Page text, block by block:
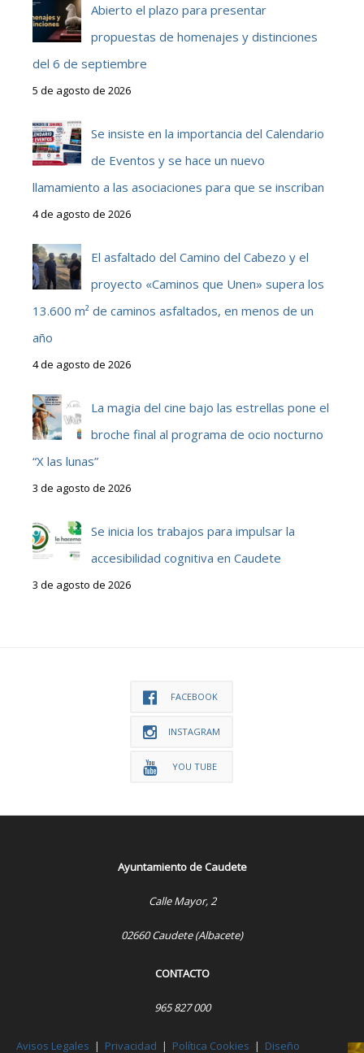
Abierto el plazo para presentar
propuestas de homenajes y distinciones
del 6 de septiembre
5 de agosto de 2026
Se insiste en la importancia del Calendario
de Eventos y se hace un nuevo
llamamiento a las asociaciones para que se inscriban
4 de agosto de 2026
El asfaltado del Camino del Cabezo y el
proyecto «Caminos que Unen» supera los
13.600 m² de caminos asfaltados, en menos de un
año
4 de agosto de 2026
La magia del cine bajo las estrellas pone el
broche final al programa de ocio nocturno
“X las lunas”
3 de agosto de 2026
Se inicia los trabajos para impulsar la
accesibilidad cognitiva en Caudete
3 de agosto de 2026
FACEBOOK
INSTAGRAM
YOU TUBE
Ayuntamiento de Caudete
Calle Mayor, 2
02660 Caudete (Albacete)
CONTACTO
965 827 000
Avisos Legales | Privacidad | Política Cookies | Diseño